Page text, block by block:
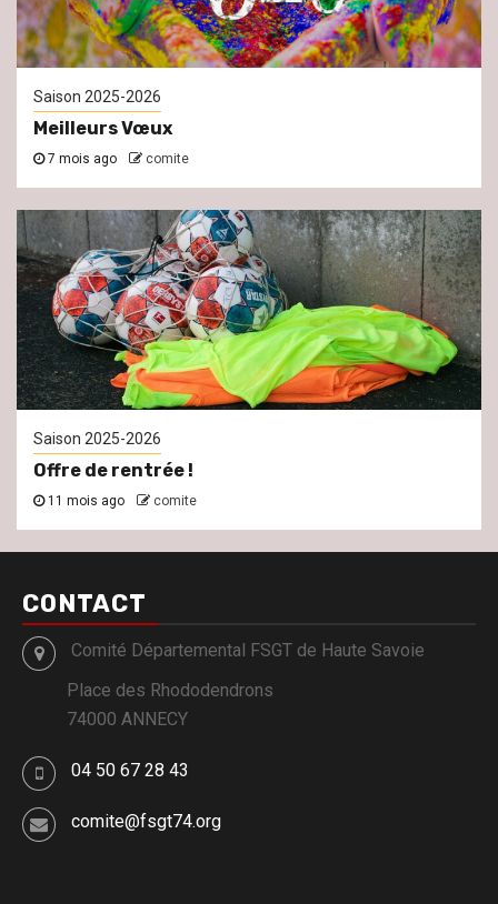
Saison 2025-2026
Meilleurs Vœux
7 mois ago comite
Saison 2025-2026
Offre de rentrée !
11 mois ago comite
CONTACT
Comité Départemental FSGT de Haute Savoie
Place des Rhododendrons
74000 ANNECY
04 50 67 28 43
comite@fsgt74.org